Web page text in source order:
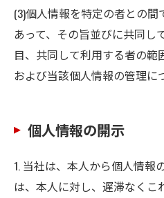
(3)個人情報を特定の者との
あって、その旨並びに共同し
目、共同して利用する者の
および当該個人情報の管理に
個人情報の開示
1. 当社は、本人から個人情報
は、本人に対し、遅滞なくこ
お問い合わ